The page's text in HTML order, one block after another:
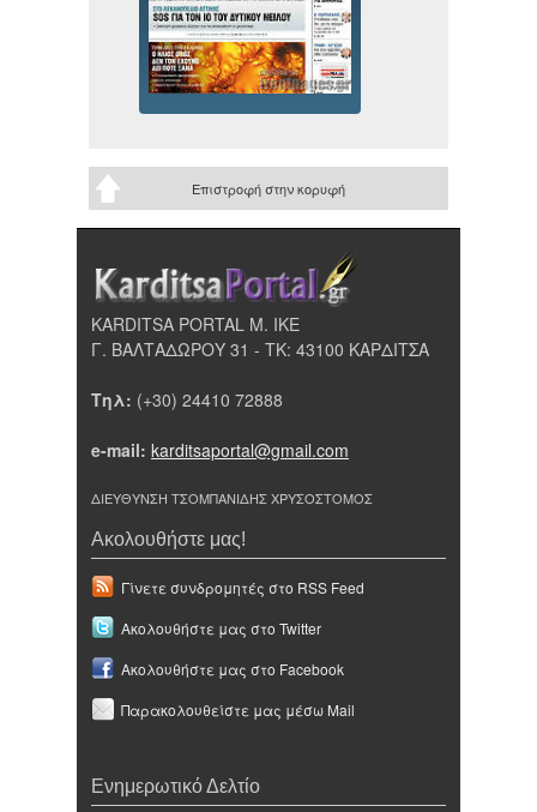
Επιστροφή στην κορυφή
KARDITSA PORTAL Μ. ΙΚΕ
Γ. ΒΑΛΤΑΔΩΡΟΥ 31 - ΤΚ: 43100 ΚΑΡΔΙΤΣΑ
Τηλ: (+30) 24410 72888
e-mail: karditsaportal@gmail.com
ΔΙΕΥΘΥΝΣΗ ΤΣΟΜΠΑΝΙΔΗΣ ΧΡΥΣΟΣΤΟΜΟΣ
Ακολουθήστε μας!
Γίνετε συνδρομητές στο RSS Feed
Ακολουθήστε μας στο Twitter
Ακολουθήστε μας στο Facebook
Παρακολουθείστε μας μέσω Mail
Ενημερωτικό Δελτίο